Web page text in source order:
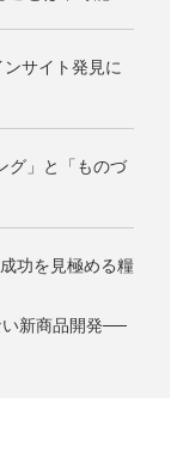
サイト発見に
グ」と「ものづ
功を見極める糧
い新商品開発──